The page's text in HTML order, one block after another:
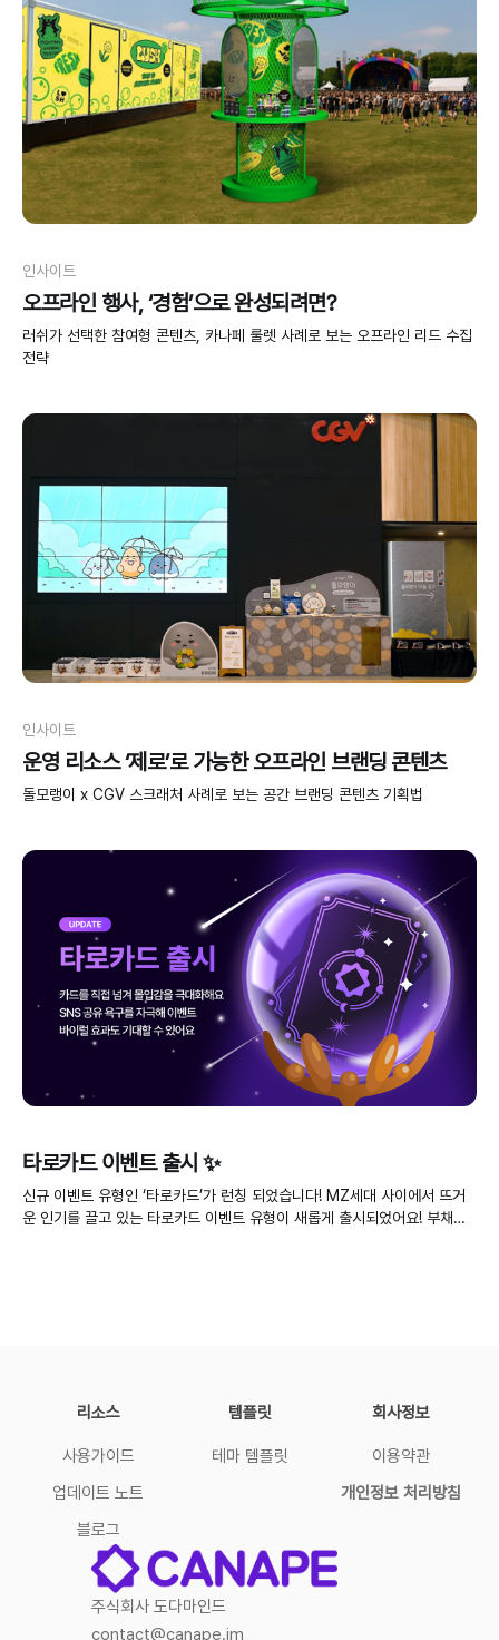
인사이트
오프라인 행사, ‘경험’으로 완성되려면?
러쉬가 선택한 참여형 콘텐츠, 카나페 룰렛 사례로 보는 오프라인 리드 수집
전략
인사이트
운영 리소스 ‘제로’로 가능한 오프라인 브랜딩 콘텐츠
돌모랭이 x CGV 스크래처 사례로 보는 공간 브랜딩 콘텐츠 기획법
타로카드 이벤트 출시 ✨
신규 이벤트 유형인 ‘타로카드’가 런칭 되었습니다! MZ세대 사이에서 뜨거
운 인기를 끌고 있는 타로카드 이벤트 유형이 새롭게 출시되었어요! 부채꼴
리소스
사용가이드
업데이트 노트
블로그
템플릿
테마 템플릿
회사정보
이용약관
개인정보 처리방침
주식회사 도다마인드
contact@canape.im